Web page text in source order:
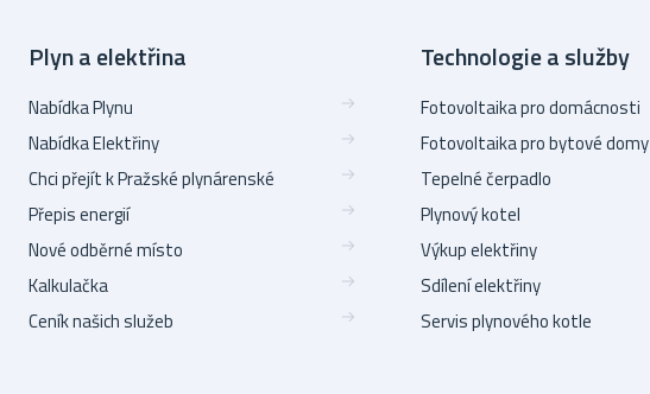
Plyn a elektřina
Nabídka Plynu
Nabídka Elektřiny
Chci přejít k Pražské plynárenské
Přepis energií
Nové odběrné místo
Kalkulačka
Ceník našich služeb
Technologie a služby
Fotovoltaika pro domácnosti
Fotovoltaika pro bytové domy
Tepelné čerpadlo
Plynový kotel
Výkup elektřiny
Sdílení elektřiny
Servis plynového kotle